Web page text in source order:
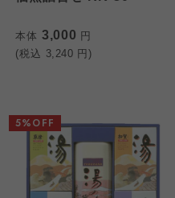
本体 3,000 円
(税込 3,240 円)
5%OFF